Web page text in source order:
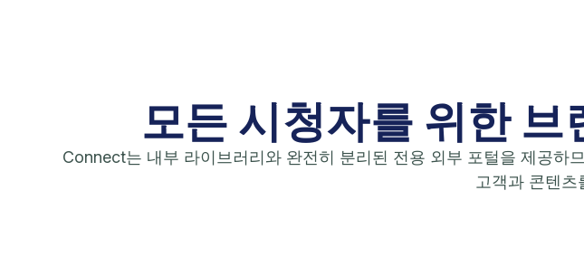
모든 시청자를 위한
Connect는 내부 라이브러리와 완전히 분리된 전용 외부 포털을 제공하
고객과 콘텐